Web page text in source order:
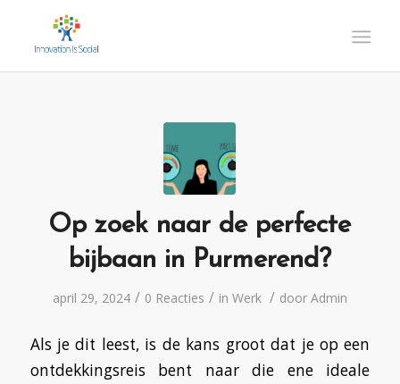
Op zoek naar de perfecte
bijbaan in Purmerend?
april 29, 2024 / 0 Reacties / in Werk / door Admin
Als je dit leest, is de kans groot dat je op een
ontdekkingsreis bent naar die ene ideale